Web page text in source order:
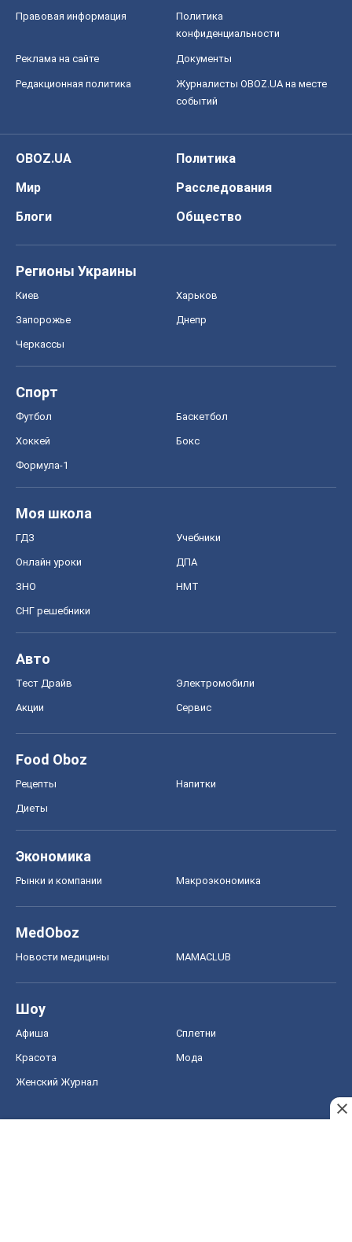
Правовая информация
Политика
конфиденциальности
Реклама на сайте Документы
Редакционная политика
Журналисты OBOZ.UA на месте
событий
OBOZ.UA
Политика
Мир
Расследования
Блоги
Общество
Регионы Украины
Киев Харьков
Запорожье Днепр
Черкассы
Спорт
Футбол Баскетбол
Хоккей Бокс
Формула-1
Моя школа
ГДЗ Учебники
Онлайн уроки ДПА
ЗНО НМТ
СНГ решебники
Авто
Тест Драйв Электромобили
Акции Сервис
Food Oboz
Рецепты Напитки
Диеты
Экономика
Рынки и компании Mакроэкономика
MedOboz
Новости медицины MAMACLUB
Шоу
Афиша Сплетни
Красота Мода
Женский Журнал